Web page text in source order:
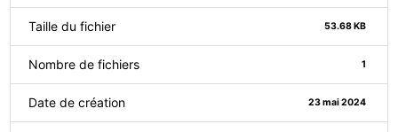
Taille du fichier 53.68 KB
Nombre de fichiers 1
Date de création 23 mai 2024